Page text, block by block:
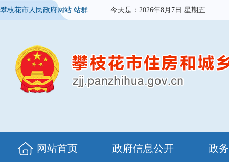
攀枝花市人民政府网站 站群 今天是： 2026年8月7日 星期五
网站首页 政府信息公开 政